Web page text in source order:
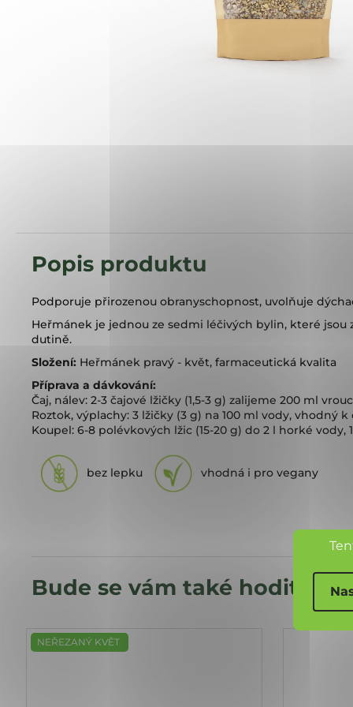
Podporuje přirozenou obranyschopnost, uvolňuje
Heřmánek je jednou ze sedmi léčivých bylin, které
dutině.
Složení: Heřmánek pravý - květ, farmaceutická kvalita
Příprava a dávkování:
Čaj, nálev: 2-3 čajové lžičky (1,5-3 g) zalijeme 200 ml
Roztok, výplachy: 3 lžičky (3 g) na 100 ml vody, vhodný
Koupel: 6-8 polévkových lžic (15-20 g) do 2 l horké
bez lepku vhodná i pro vegany
NEŘEZANÝ KVĚT